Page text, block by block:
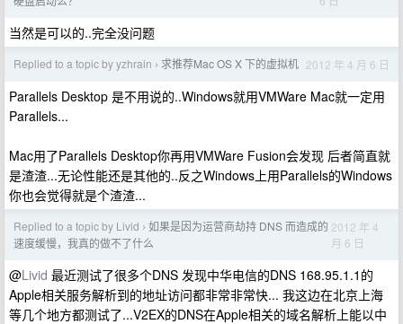
当然是可以的..完全没问题
Replied to a topic by yzhrain › 求推荐Mac OS X 下的虚拟机 2012 年 4 月 6 日
Parallels Desktop 是不用说的..Windows就用VMWare Mac就一定用
Parallels...
Mac用了Parallels Desktop你再用VMWare Fusion会发现 后者简直就
是渣渣...无论性能还是其他的..反之Windows上用Parallels的Windows
你也会觉得就是个渣渣...
Replied to a topic by Livid › 如果是因为运营商劫持 DNS 而造成的
速度缓慢，我真的做不了什么
2012 年 4
月 6 日
@Livid 最近测试了很多个DNS 发现中华电信的DNS 168.95.1.1的
Apple相关服务解析到的地址访问都非常非常快... 我这边在北京上海
等几个地方都测试了...V2EX的DNS在Apple相关的域名解析上能以中